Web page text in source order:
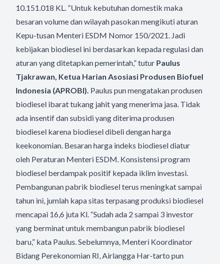
10.151.018 KL. “Untuk kebutuhan domestik maka
besaran volume dan wilayah pasokan mengikuti aturan
Kepu-tusan Menteri ESDM Nomor 150/2021. Jadi
kebijakan biodiesel ini berdasarkan kepada regulasi dan
aturan yang ditetapkan pemerintah,” tutur Paulus
Tjakrawan, Ketua Harian Asosiasi Produsen Biofuel
Indonesia (APROBI). Paulus pun mengatakan produsen
biodiesel ibarat tukang jahit yang menerima jasa. Tidak
ada insentif dan subsidi yang diterima produsen
biodiesel karena biodiesel dibeli dengan harga
keekonomian. Besaran harga indeks biodiesel diatur
oleh Peraturan Menteri ESDM. Konsistensi program
biodiesel berdampak positif kepada iklim investasi.
Pembangunan pabrik biodiesel terus meningkat sampai
tahun ini, jumlah kapa sitas terpasang produksi biodiesel
mencapai 16,6 juta Kl. “Sudah ada 2 sampai 3 investor
yang berminat untuk membangun pabrik biodiesel
baru,” kata Paulus.Sebelumnya, Menteri Koordinator
Bidang Perekonomian RI, Airlangga Har-tarto pun